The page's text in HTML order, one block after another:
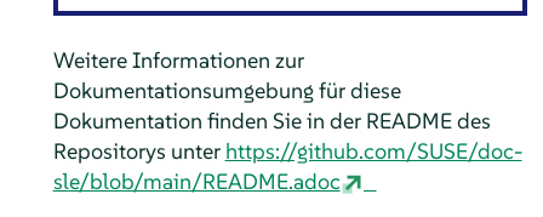
Weitere Informationen zur
Dokumentationsumgebung für diese
Dokumentation finden Sie in der README des
Repositorys unter https://github.com/SUSE/doc-
sle/blob/main/README.adoc